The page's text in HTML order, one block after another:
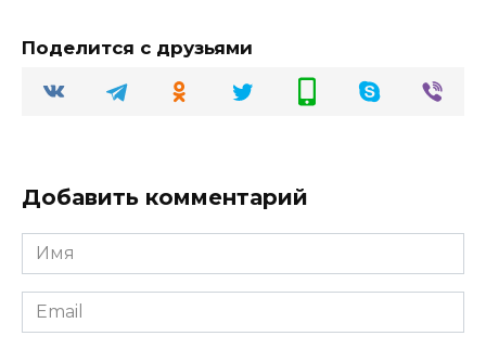
Поделится с друзьями
Добавить комментарий
Имя
Email